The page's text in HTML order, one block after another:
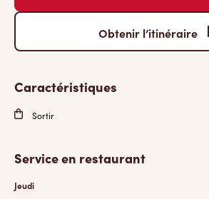
Obtenir l’itinéraire
Caractéristiques
Sortir
Service en restaurant
Jeudi